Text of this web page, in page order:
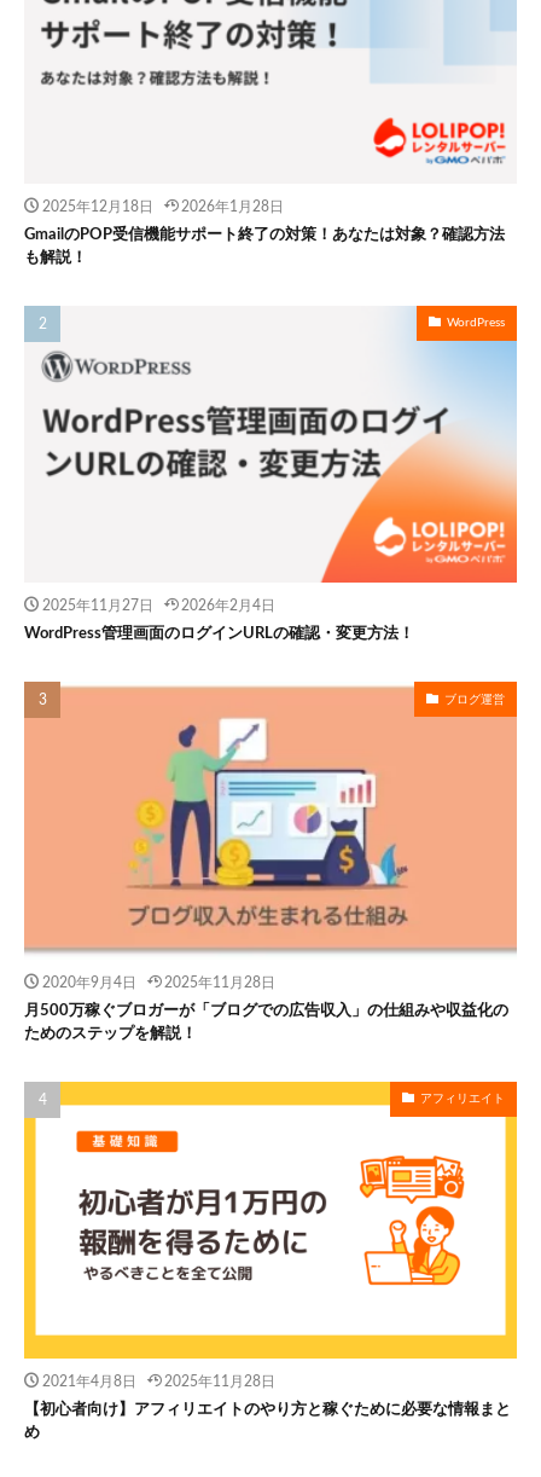
2025年12月18日 2026年1月28日
GmailのPOP受信機能サポート終了の対策！あなたは対象？確認方法
も解説！
WordPress
2025年11月27日 2026年2月4日
WordPress管理画面のログインURLの確認・変更方法！
ブログ運営
2020年9月4日 2025年11月28日
月500万稼ぐブロガーが「ブログでの広告収入」の仕組みや収益化の
ためのステップを解説！
アフィリエイト
2021年4月8日 2025年11月28日
【初心者向け】アフィリエイトのやり方と稼ぐために必要な情報まと
め